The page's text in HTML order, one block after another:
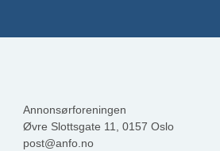
Annonsørforeningen
Øvre Slottsgate 11, 0157 Oslo
post@anfo.no